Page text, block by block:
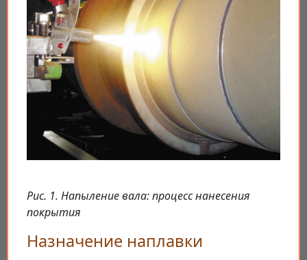
Рис. 1. Напыление вала: процесс нанесения
покрытия
Назначение наплавки